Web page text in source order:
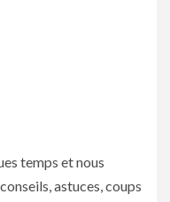
temps et nous
astuces, coups